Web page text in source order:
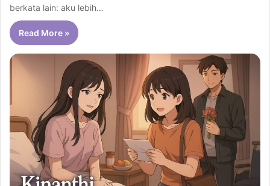
berkata lain: aku lebih…
Read More »